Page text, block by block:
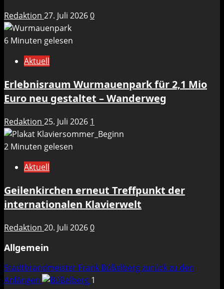
Redaktion 27. Juli 20260
6 Minuten gelesen
Aktuell
Erlebnisraum Wurmauenpark für 2,1 Mio
Euro neu gestaltet – Wanderweg
Redaktion 25. Juli 2026 1
2 Minuten gelesen
Aktuell
Geilenkirchen erneut Treffpunkt der
internationalen Klavierwelt
Redaktion 20. Juli 20260
Allgemein
Stadtbrandmeister Frank Büßelberg zurück zu den
Anfängen
1